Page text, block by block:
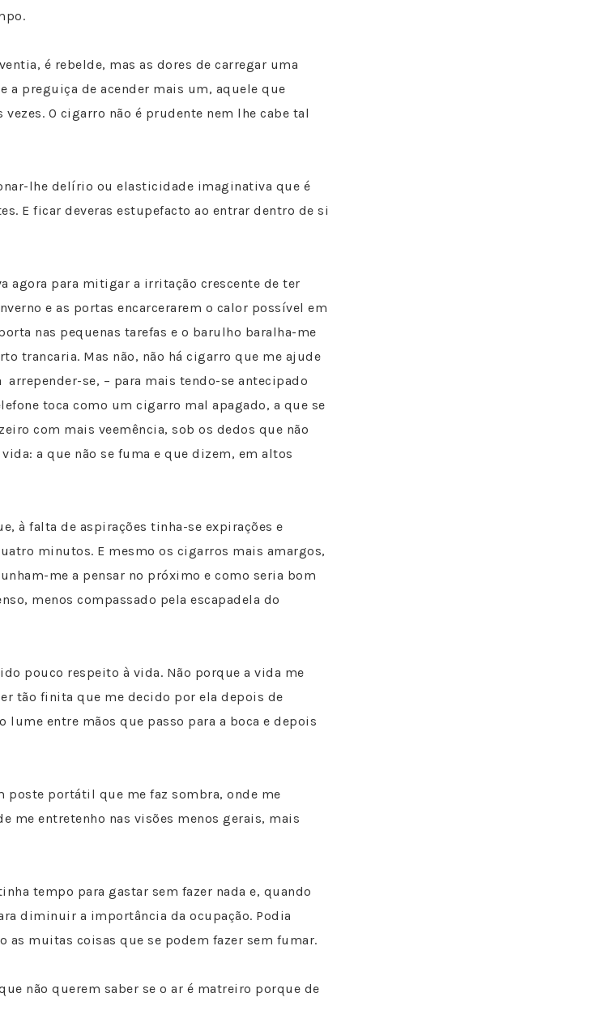
é rebelde, mas as dores de carregar uma
a preguiça de acender mais um, aquele que
O cigarro não é prudente nem lhe cabe tal
lhe delírio ou elasticidade imaginativa que é
E ficar deveras estupefacto ao entrar dentro de si
agora para mitigar a irritação crescente de ter
e as portas encarcerarem o calor possível em
nas pequenas tarefas e o barulho baralha-me
trancaria. Mas não, não há cigarro que me ajude
se, – para mais tendo-se antecipado
toca como um cigarro mal apagado, a que se
com mais veemência, sob os dedos que não
a que não se fuma e que dizem, em altos
à falta de aspirações tinha-se expirações e
minutos. E mesmo os cigarros mais amargos,
me a pensar no próximo e como seria bom
menos compassado pela escapadela do
pouco respeito à vida. Não porque a vida me
tão finita que me decido por ela depois de
lume entre mãos que passo para a boca e depois
poste portátil que me faz sombra, onde me
me entretenho nas visões menos gerais, mais
tempo para gastar sem fazer nada e, quando
diminuir a importância da ocupação. Podia
as muitas coisas que se podem fazer sem fumar.
não querem saber se o ar é matreiro porque de